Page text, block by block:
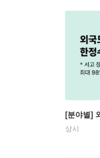
[분야별]
상시